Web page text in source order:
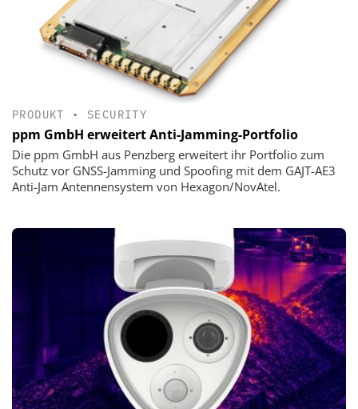
PRODUKT • SECURITY
ppm GmbH erweitert Anti-Jamming-Portfolio
Die ppm GmbH aus Penzberg erweitert ihr Portfolio zum
Schutz vor GNSS-Jamming und Spoofing mit dem GAJT-AE3
Anti-Jam Antennensystem von Hexagon/NovAtel.